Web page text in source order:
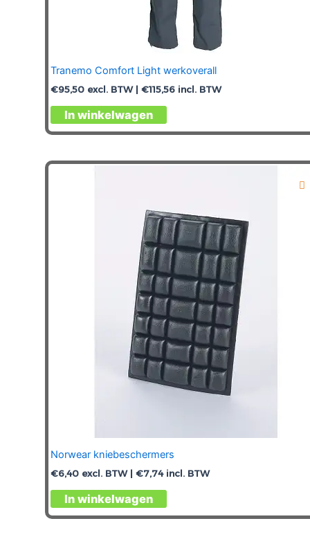
Tranemo Comfort Light werkoverall
€95,50 excl. BTW | €115,56 incl. BTW
In winkelwagen
Dit
product
meerdere
kan
gekozen
worden
op
de
productpagina
Norwear kniebeschermers
€6,40 excl. BTW | €7,74incl. BTW
In winkelwagen